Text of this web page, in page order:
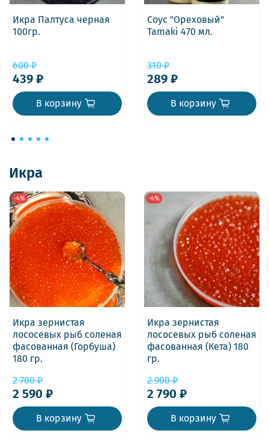
Икра Палтуса черная
100гр.
600 ₽
439 ₽
В корзину
Соус "Ореховый"
Tamaki 470 мл.
310 ₽
289 ₽
В корзину
Икра
-4%
Икра зернистая
лососевых рыб соленая
фасованная (Горбуша)
180 гр.
2 700 ₽
2 590 ₽
В корзину
-4%
Икра зернистая
лососевых рыб соленая
фасованная (Кета) 180
гр.
2 900 ₽
2 790 ₽
В корзину